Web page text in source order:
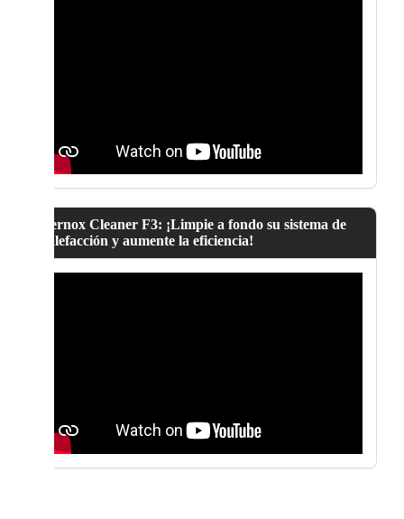
Fernox Cleaner F3: ¡Limpie a fondo su sistema de
calefacción y aumente la eficiencia!